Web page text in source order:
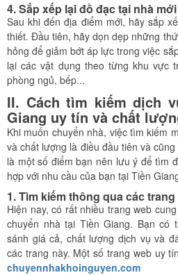
4. Sắp xếp lại đồ đạc tại nhà mới
Sau khi đến địa điểm mới, hãy sắp
thiết. Đầu tiên, hãy dọn dẹp những
hỏng để giảm bớt áp lực trong việc
lại các vật dụng theo từng khu vực
phòng ngủ, bếp...
II. Cách tìm kiếm dịch
Giang uy tín và chất
Khi muốn chuyển nhà, việc tìm kiếm
và chất lượng là điều đầu tiên và
là một số điểm bạn nên lưu ý để tìm
hợp với nhu cầu của bạn tại Tiền
1. Tìm kiếm thông qua các
Hiện nay, có rất nhiều trang web
chuyển nhà tại Tiền Giang. Bạn có
sánh giá cả, chất lượng dịch vụ và
các trang này. Một số trang web uy
chuyennhakhoinguyen.com